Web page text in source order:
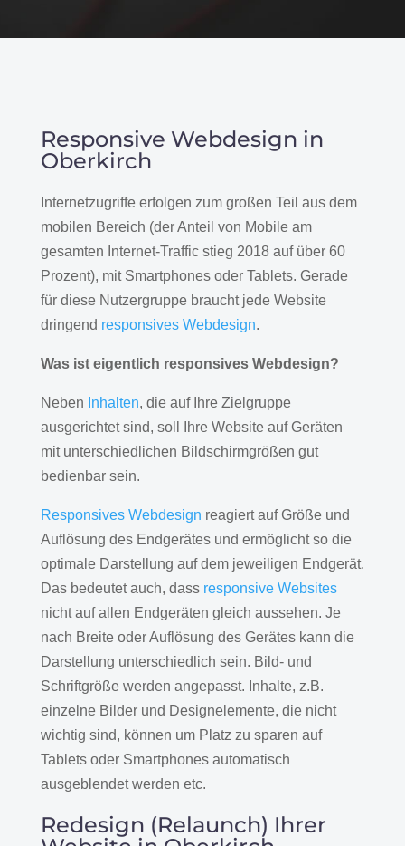
Responsive Webdesign in
Oberkirch
Internetzugriffe erfolgen zum großen Teil aus dem
mobilen Bereich (der Anteil von Mobile am
gesamten Internet-Traffic stieg 2018 auf über 60
Prozent), mit Smartphones oder Tablets. Gerade
für diese Nutzergruppe braucht jede Website
dringend responsives Webdesign.
Was ist eigentlich responsives Webdesign?
Neben Inhalten, die auf Ihre Zielgruppe
ausgerichtet sind, soll Ihre Website auf Geräten
mit unterschiedlichen Bildschirmgrößen gut
bedienbar sein.
Responsives Webdesign reagiert auf Größe und
Auflösung des Endgerätes und ermöglicht so die
optimale Darstellung auf dem jeweiligen Endgerät.
Das bedeutet auch, dass responsive Websites
nicht auf allen Endgeräten gleich aussehen. Je
nach Breite oder Auflösung des Gerätes kann die
Darstellung unterschiedlich sein. Bild- und
Schriftgröße werden angepasst. Inhalte, z.B.
einzelne Bilder und Designelemente, die nicht
wichtig sind, können um Platz zu sparen auf
Tablets oder Smartphones automatisch
ausgeblendet werden etc.
Redesign (Relaunch) Ihrer